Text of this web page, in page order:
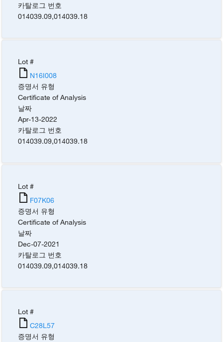
카탈로그 번호
014039.09,014039.18
Lot #
N16I008
증명서 유형
Certificate of Analysis
날짜
Apr-13-2022
카탈로그 번호
014039.09,014039.18
Lot #
F07K06
증명서 유형
Certificate of Analysis
날짜
Dec-07-2021
카탈로그 번호
014039.09,014039.18
Lot #
C28L57
증명서 유형